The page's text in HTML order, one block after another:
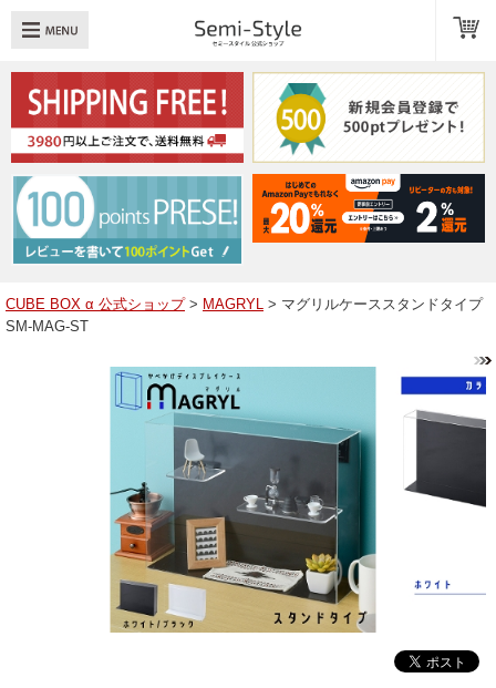
：透明扉 引き出し LED
へ戻る
品一覧
ューブボックスαレイアウト例
イページ/会員登録
定商取引法に基づく表記
CUBE BOX α 公式ショップ> MAGRYL > マグリルケーススタンドタイプ
SM-MAG-ST